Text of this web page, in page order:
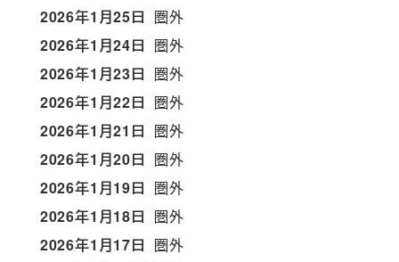
2026年1月25日 圏外
2026年1月24日 圏外
2026年1月23日 圏外
2026年1月22日 圏外
2026年1月21日 圏外
2026年1月20日 圏外
2026年1月19日 圏外
2026年1月18日 圏外
2026年1月17日 圏外